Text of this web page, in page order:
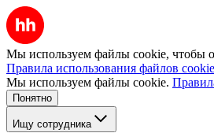
Мы используем файлы cookie, чтобы
Правила использования файлов cookie
Мы используем файлы cookie.
Понятно
Ищу сотрудника